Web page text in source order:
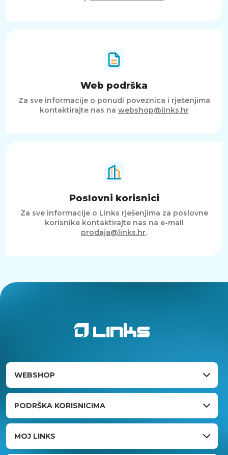
Web podrška
Za sve informacije o ponudi poveznica i rješenjima
kontaktirajte nas na webshop@links.hr
Poslovni korisnici
Za sve informacije o Links rješenjima za poslovne
korisnike kontaktirajte nas na e-mail
prodaja@links.hr.
WEBSHOP
PODRŠKA KORISNICIMA
MOJ LINKS